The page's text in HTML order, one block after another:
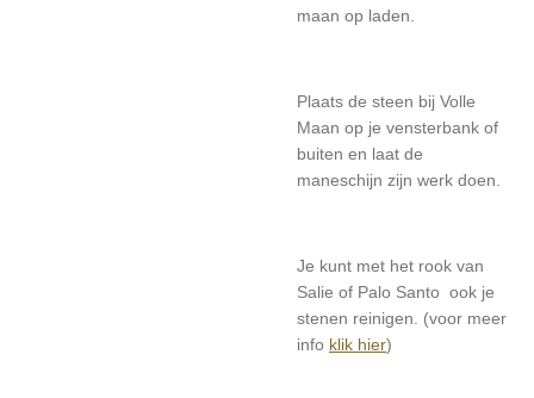
maan op laden.
Plaats de steen bij Volle
Maan op je vensterbank of
buiten en laat de
maneschijn zijn werk doen.
Je kunt met het rook van
Salie of Palo Santo ook je
stenen reinigen. (voor meer
info klik hier)